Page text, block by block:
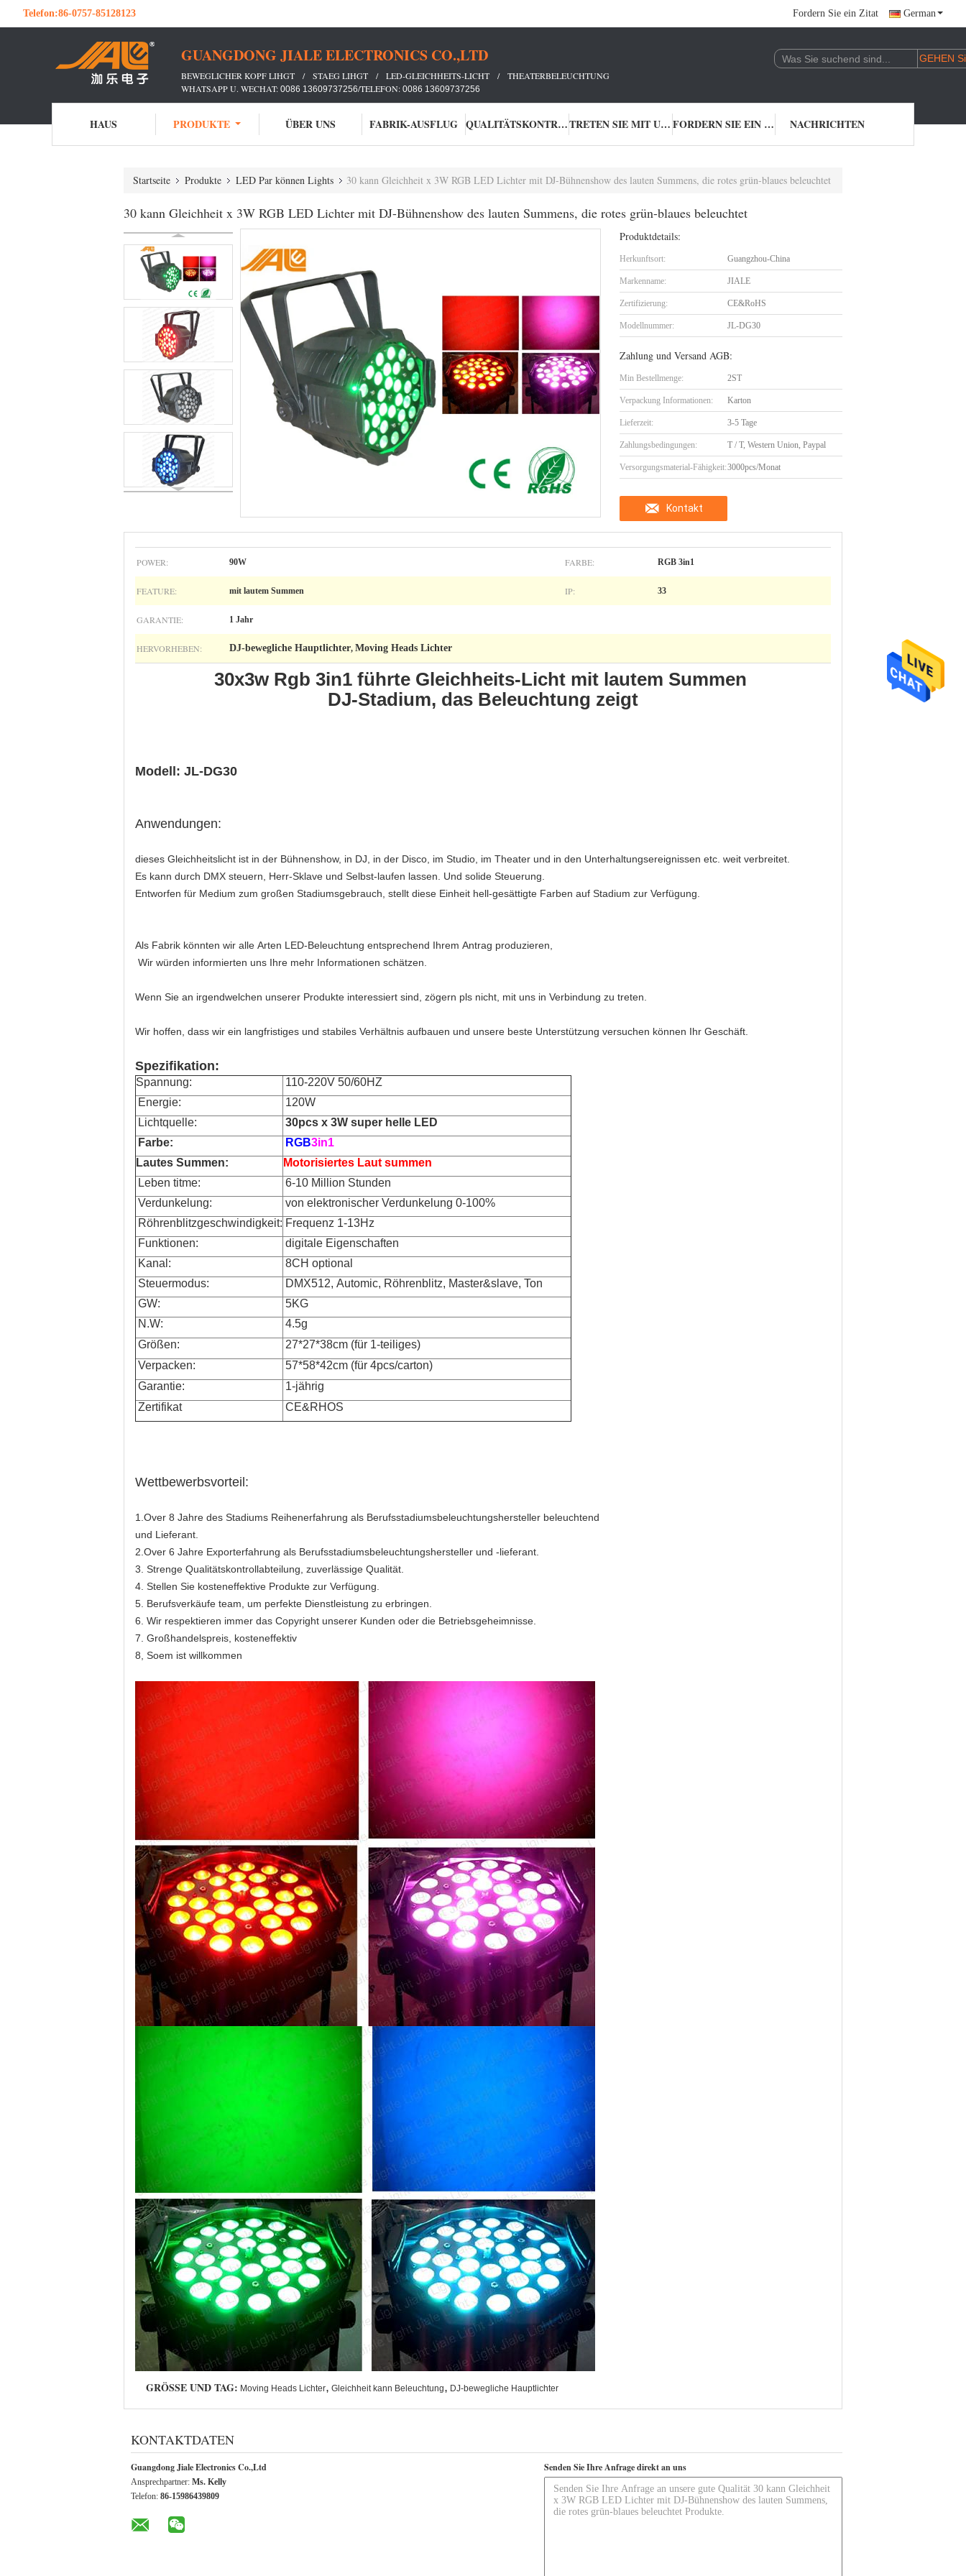
Telefon:86-0757-85128123 Fordern Sie ein Zitat German
GUANGDONG JIALE ELECTRONICS CO.,LTD
BEWEGLICHER KOPF LIHGT / STAEG LIHGT / LED-GLEICHHEITS-LICHT / THEATERBELEUCHTUNG
WHATSAPP U. WECHAT: 0086 13609737256/TELEFON: 0086 13609737256
HAUS PRODUKTE ÜBER UNS FABRIK-AUSFLUG QUALITÄTSKONTROLLE TRETEN SIE MIT UNS IN VERBINDUNG FORDERN SIE EIN ZITAT NACHRICHTEN
Startseite Produkte LED Par können Lights 30 kann Gleichheit x 3W RGB LED Lichter mit DJ-Bühnenshow des lauten Summens, die rotes grün-blaues beleuchtet
30 kann Gleichheit x 3W RGB LED Lichter mit DJ-Bühnenshow des lauten Summens, die rotes grün-blaues beleuchtet
Produktdetails:
Herkunftsort: Guangzhou-China
Markenname: JIALE
Zertifizierung: CE&RoHS
Modellnummer: JL-DG30
Zahlung und Versand AGB:
Min Bestellmenge: 2ST
Verpackung Informationen: Karton
Lieferzeit: 3-5 Tage
Zahlungsbedingungen: T / T, Western Union, Paypal
Versorgungsmaterial-Fähigkeit:3000pcs/Monat
Kontakt
POWER: 90W FARBE: RGB 3in1
FEATURE: mit lautem Summen IP: 33
GARANTIE: 1 Jahr
HERVORHEBEN: DJ-bewegliche Hauptlichter, Moving Heads Lichter
30x3w Rgb 3in1 führte Gleichheits-Licht mit lautem Summen
DJ-Stadium, das Beleuchtung zeigt
Modell: JL-DG30
Anwendungen:
dieses Gleichheitslicht ist in der Bühnenshow, in DJ, in der Disco, im Studio, im Theater und in den Unterhaltungsereignissen etc. weit verbreitet.
Es kann durch DMX steuern, Herr-Sklave und Selbst-laufen lassen. Und solide Steuerung.
Entworfen für Medium zum großen Stadiumsgebrauch, stellt diese Einheit hell-gesättigte Farben auf Stadium zur Verfügung.
Als Fabrik könnten wir alle Arten LED-Beleuchtung entsprechend Ihrem Antrag produzieren,
Wir würden informierten uns Ihre mehr Informationen schätzen.
Wenn Sie an irgendwelchen unserer Produkte interessiert sind, zögern pls nicht, mit uns in Verbindung zu treten.
Wir hoffen, dass wir ein langfristiges und stabiles Verhältnis aufbauen und unsere beste Unterstützung versuchen können Ihr Geschäft.
Spezifikation:
Spannung:
110-220V 50/60HZ
Energie:
120W
Lichtquelle:
30pcs x 3W super helle LED
Farbe:
RGB3in1
Lautes Summen:
Motorisiertes Laut summen
Leben titme:
6-10 Million Stunden
Verdunkelung:
von elektronischer Verdunkelung 0-100%
Röhrenblitzgeschwindigkeit: Frequenz 1-13Hz
Funktionen:
digitale Eigenschaften
Kanal:
8CH optional
Steuermodus:
DMX512, Automic, Röhrenblitz, Master&slave, Ton
GW:
5KG
N.W:
4.5g
Größen:
27*27*38cm (für 1-teiliges)
Verpacken:
57*58*42cm (für 4pcs/carton)
Garantie:
1-jährig
Zertifikat
CE&RHOS
Wettbewerbsvorteil:
1.Over 8 Jahre des Stadiums Reihenerfahrung als Berufsstadiumsbeleuchtungshersteller beleuchtend
und Lieferant.
2.Over 6 Jahre Exporterfahrung als Berufsstadiumsbeleuchtungshersteller und -lieferant.
3. Strenge Qualitätskontrollabteilung, zuverlässige Qualität.
4. Stellen Sie kosteneffektive Produkte zur Verfügung.
5. Berufsverkäufe team, um perfekte Dienstleistung zu erbringen.
6. Wir respektieren immer das Copyright unserer Kunden oder die Betriebsgeheimnisse.
7. Großhandelspreis, kosteneffektiv
8, Soem ist willkommen
GRÖSSE UND TAG: Moving Heads Lichter, Gleichheit kann Beleuchtung, DJ-bewegliche Hauptlichter
KONTAKTDATEN
Guangdong Jiale Electronics Co.,Ltd
Ansprechpartner: Ms. Kelly
Telefon: 86-15986439809
Senden Sie Ihre Anfrage direkt an uns